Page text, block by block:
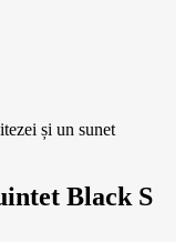
și un sunet
Black S